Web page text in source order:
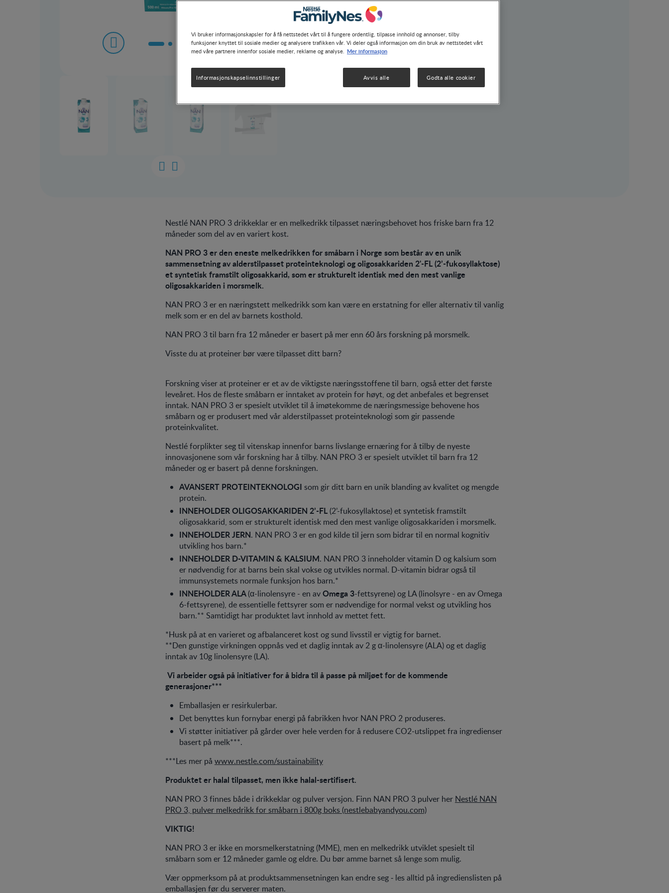
Nestlé NAN PRO 3 drikkeklar er en melkedrikk tilpasset næringsbehovet hos friske barn fra 12
måneder som del av en variert kost.
NAN PRO 3 er den eneste melkedrikken for småbarn i Norge som består av en unik
sammensetning av alderstilpasset proteinteknologi og oligosakkariden 2'-FL (2’-fukosyllaktose)
et syntetisk framstilt oligosakkarid, som er strukturelt identisk med den mest vanlige
oligosakkariden i morsmelk.
NAN PRO 3 er en næringstett melkedrikk som kan være en erstatning for eller alternativ til vanlig
melk som er en del av barnets kosthold.
NAN PRO 3 til barn fra 12 måneder er basert på mer enn 60 års forskning på morsmelk.
Visste du at proteiner bør være tilpasset ditt barn?
Forskning viser at proteiner er et av de viktigste næringsstoffene til barn, også etter det første
leveåret. Hos de fleste småbarn er inntaket av protein for høyt, og det anbefales et begrenset
inntak. NAN PRO 3 er spesielt utviklet til å imøtekomme de næringsmessige behovene hos
småbarn og er produsert med vår alderstilpasset proteinteknologi som gir passende
proteinkvalitet.
Nestlé forplikter seg til vitenskap innenfor barns livslange ernæring for å tilby de nyeste
innovasjonene som vår forskning har å tilby. NAN PRO 3 er spesielt utviklet til barn fra 12
måneder og er basert på denne forskningen.
AVANSERT PROTEINTEKNOLOGI som gir ditt barn en unik blanding av kvalitet og mengde
protein.
INNEHOLDER OLIGOSAKKARIDEN 2’-FL(2’-fukosyllaktose) et syntetisk framstilt
oligosakkarid, som er strukturelt identisk med den mest vanlige oligosakkariden i morsmelk.
INNEHOLDER JERN. NAN PRO 3 er en god kilde til jern som bidrar til en normal kognitiv
utvikling hos barn.*
INNEHOLDER D-VITAMIN & KALSIUM. NAN PRO 3 inneholder vitamin D og kalsium som
er nødvendig for at barns bein skal vokse og utvikles normal. D-vitamin bidrar også til
immunsystemets normale funksjon hos barn.*
INNEHOLDER ALA(α-linolensyre - en avOmega 3-fettsyrene) og LA (linolsyre - en av Omega
6-fettsyrene), de essentielle fettsyrer som er nødvendige for normal vekst og utvikling hos
barn.** Samtidigt har produktet lavt innhold av mettet fett.
*Husk på at en varieret og afbalanceret kost og sund livsstil er vigtig for barnet.
**Den gunstige virkningen oppnås ved et daglig inntak av 2 g α-linolensyre (ALA) og et daglig
inntak av 10g linolensyre (LA).
Vi arbeider også på initiativer for å bidra til å passe på miljøet for de kommende
generasjoner***
Emballasjen er resirkulerbar.
Det benyttes kun fornybar energi på fabrikken hvor NAN PRO 2 produseres.
Vi støtter initiativer på gårder over hele verden for å redusere CO2-utslippet fra ingredienser
basert på melk***.
***Les mer på www.nestle.com/sustainability
Produktet er halal tilpasset, men ikke halal-sertifisert.
NAN PRO 3 finnes både i drikkeklar og pulver versjon. Finn NAN PRO 3 pulver her Nestlé NAN
PRO 3, pulver melkedrikk for småbarn i 800g boks (nestlebabyandyou.com)
VIKTIG!
NAN PRO 3 er ikke en morsmelkerstatning (MME), men en melkedrikk utviklet spesielt til
småbarn som er 12 måneder gamle og eldre. Du bør amme barnet så lenge som mulig.
Vær oppmerksom på at produktsammensetningen kan endre seg ‐ les alltid på ingredienslisten på
emballasjen før du serverer maten.
Vi bruker informasjonskapsler for å få nettstedet vårt til å fungere ordentlig, tilpasse innhold og annonser, tilby
funksjoner knyttet til sosiale medier og analysere trafikken vår. Vi deler også informasjon om din bruk av nettstedet vårt
med våre partnere innenfor sosiale medier, reklame og analyse. Mer informasjon
Informasjonskapselinnstillinger Avvis alle Godta alle cookier